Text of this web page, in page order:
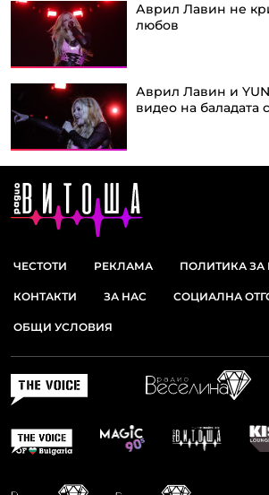
Аврил Лавин не
любов
Аврил Лавин и
видео на баладата
ЧЕСТОТИ РЕКЛАМА ПОЛИТИКА ЗА
КОНТАКТИ ЗА НАС СОЦИАЛНА
ОБЩИ УСЛОВИЯ